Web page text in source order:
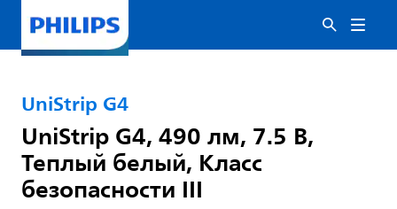
UniStrip G4
UniStrip G4, 490 лм, 7.5 В,
Теплый белый, Класс
безопасности III